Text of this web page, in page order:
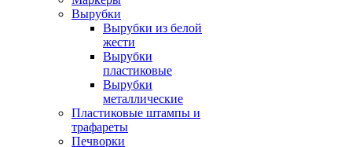
Вырубки
Вырубки из белой
жести
Вырубки
пластиковые
Вырубки
металлические
Пластиковые штампы и
трафареты
Печворки